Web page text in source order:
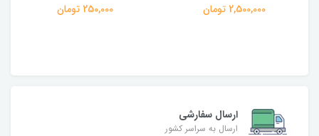
250,000 تومان
ارسال سفارشی
ارسال به سراسر کشور